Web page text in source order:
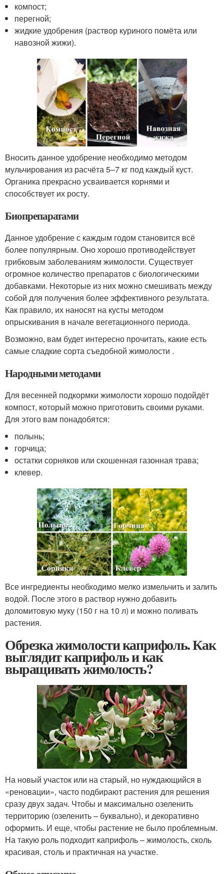
компост;
перегной;
жидкие удобрения (раствор куриного помёта или
навозной жижи).
Вносить данное удобрение необходимо методом
мульчирования из расчёта 5–7 кг под каждый куст.
Органика прекрасно усваивается корнями и
способствует их росту.
Биопрепаратами
Данное удобрение с каждым годом становится всё
более популярным. Оно хорошо противодействует
грибковым заболеваниям жимолости. Существует
огромное количество препаратов с биологическими
добавками. Некоторые из них можно смешивать между
собой для получения более эффективного результата.
Как правило, их наносят на кусты методом
опрыскивания в начале вегетационного периода.
Возможно, вам будет интересно прочитать, какие есть
самые сладкие сорта съедобной жимолости .
Народными методами
Для весенней подкормки жимолости хорошо подойдёт
компост, который можно приготовить своими руками.
Для этого вам понадобятся:
полынь;
горчица;
остатки сорняков или скошенная газонная трава;
клевер.
Все ингредиенты необходимо мелко измельчить и залить
водой. После этого в раствор нужно добавить
доломитовую муку (150 г на 10 л) и можно поливать
растения.
Обрезка жимолости каприфоль. Как
выглядит каприфоль и как
выращивать жимолость?
На новый участок или на старый, но нуждающийся в
«реновации», часто подбирают растения для решения
сразу двух задач. Чтобы и максимально озеленить
территорию (озеленить – буквально), и декоративно
оформить. И еще, чтобы растение не было проблемным.
На такую роль подходит каприфоль – жимолость, сколь
красивая, столь и практичная на участке.